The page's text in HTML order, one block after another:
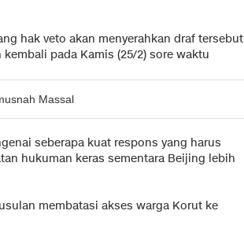
hak veto akan menyerahkan draf tersebut
pada Kamis (25/2) sore waktu
Massal
seberapa kuat respons yang harus
hukuman keras sementara Beijing lebih
membatasi akses warga Korut ke